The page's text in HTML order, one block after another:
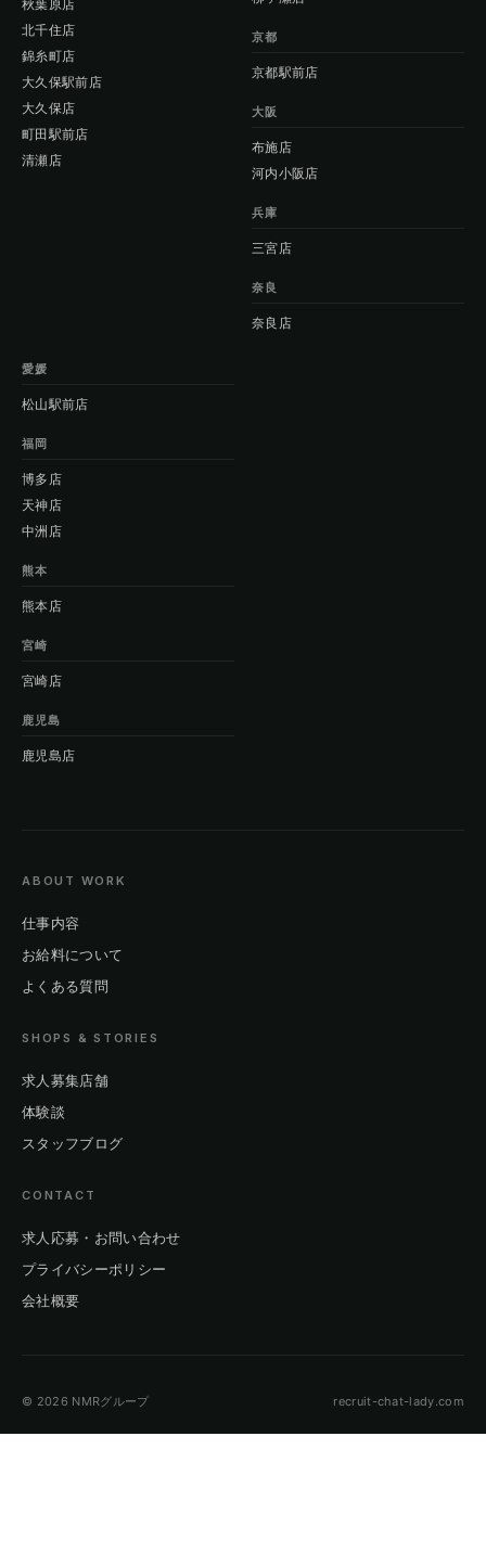
秋葉原店
北千住店
錦糸町店
大久保駅前店
大久保店
町田駅前店
清瀬店
京都
京都駅前店
大阪
布施店
河内小阪店
兵庫
三宮店
奈良
奈良店
愛媛
松山駅前店
福岡
博多店
天神店
中洲店
熊本
熊本店
宮崎
宮崎店
鹿児島
鹿児島店
ABOUT WORK
仕事内容
お給料について
よくある質問
SHOPS & STORIES
求人募集店舗
体験談
スタッフブログ
CONTACT
求人応募・お問い合わせ
プライバシーポリシー
会社概要
© 2026 NMRグループ recruit-chat-lady.com